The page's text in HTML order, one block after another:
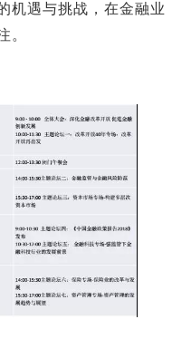
机遇与挑战，在金融业
。